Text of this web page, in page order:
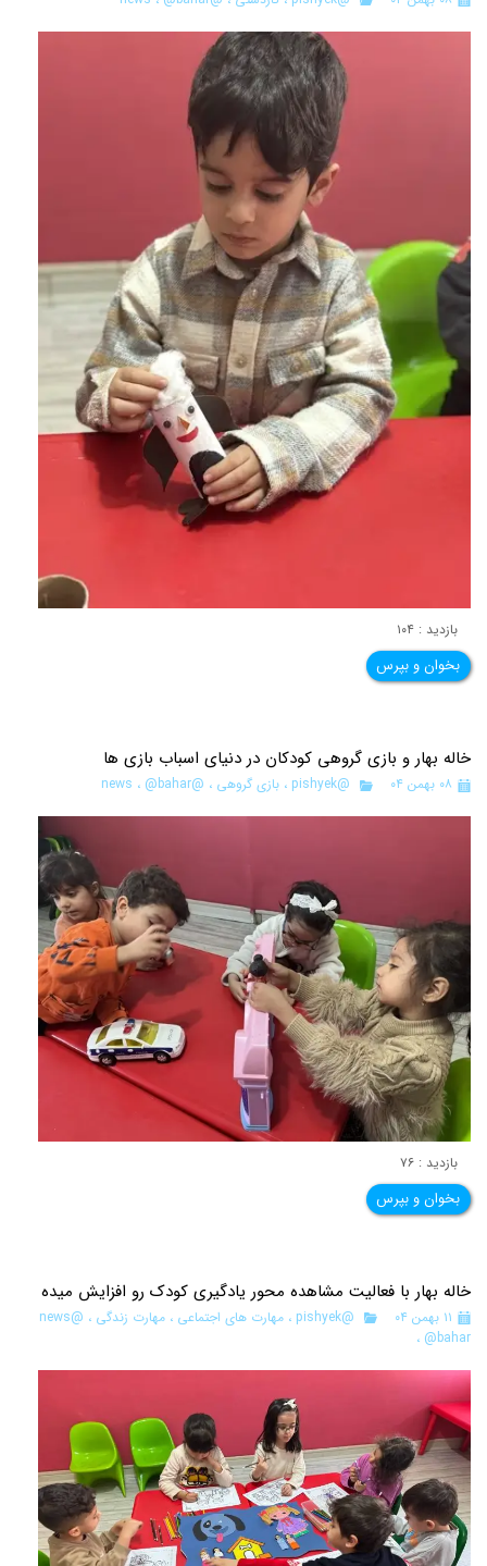
بازدید : ۱۰۴
بخوان و بپرس
خاله بهار و بازی گروهی کودکان در دنیای اسباب بازی ها
۰۸ بهمن ۰۴ @pishyek ، بازی گروهی ، @news ، @bahar
بازدید : ۷۶
بخوان و بپرس
خاله بهار با فعالیت مشاهده محور یادگیری کودک رو افزایش میده
۱۱ بهمن ۰۴ @pishyek ، مهارت های اجتماعی ، مهارت زندگی ، @news
، @bahar